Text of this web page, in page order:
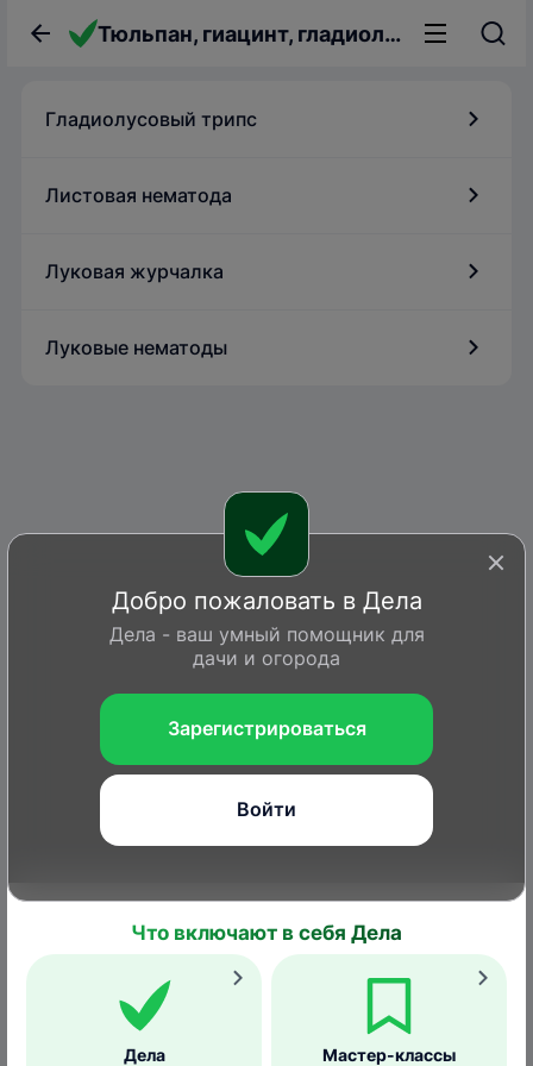
Тюльпан, гиацинт, гладиолус, нарцисс
Гладиолусовый трипс
Листовая нематода
Луковая журчалка
Луковые нематоды
Войти или Зарегистрироваться
Вопросы Статьи Справка
Добро пожаловать в Дела
Дела - ваш умный помощник для
дачи и огорода
Зарегистрироваться
Войти
Что включают в себя Дела
Дела Мастер-классы